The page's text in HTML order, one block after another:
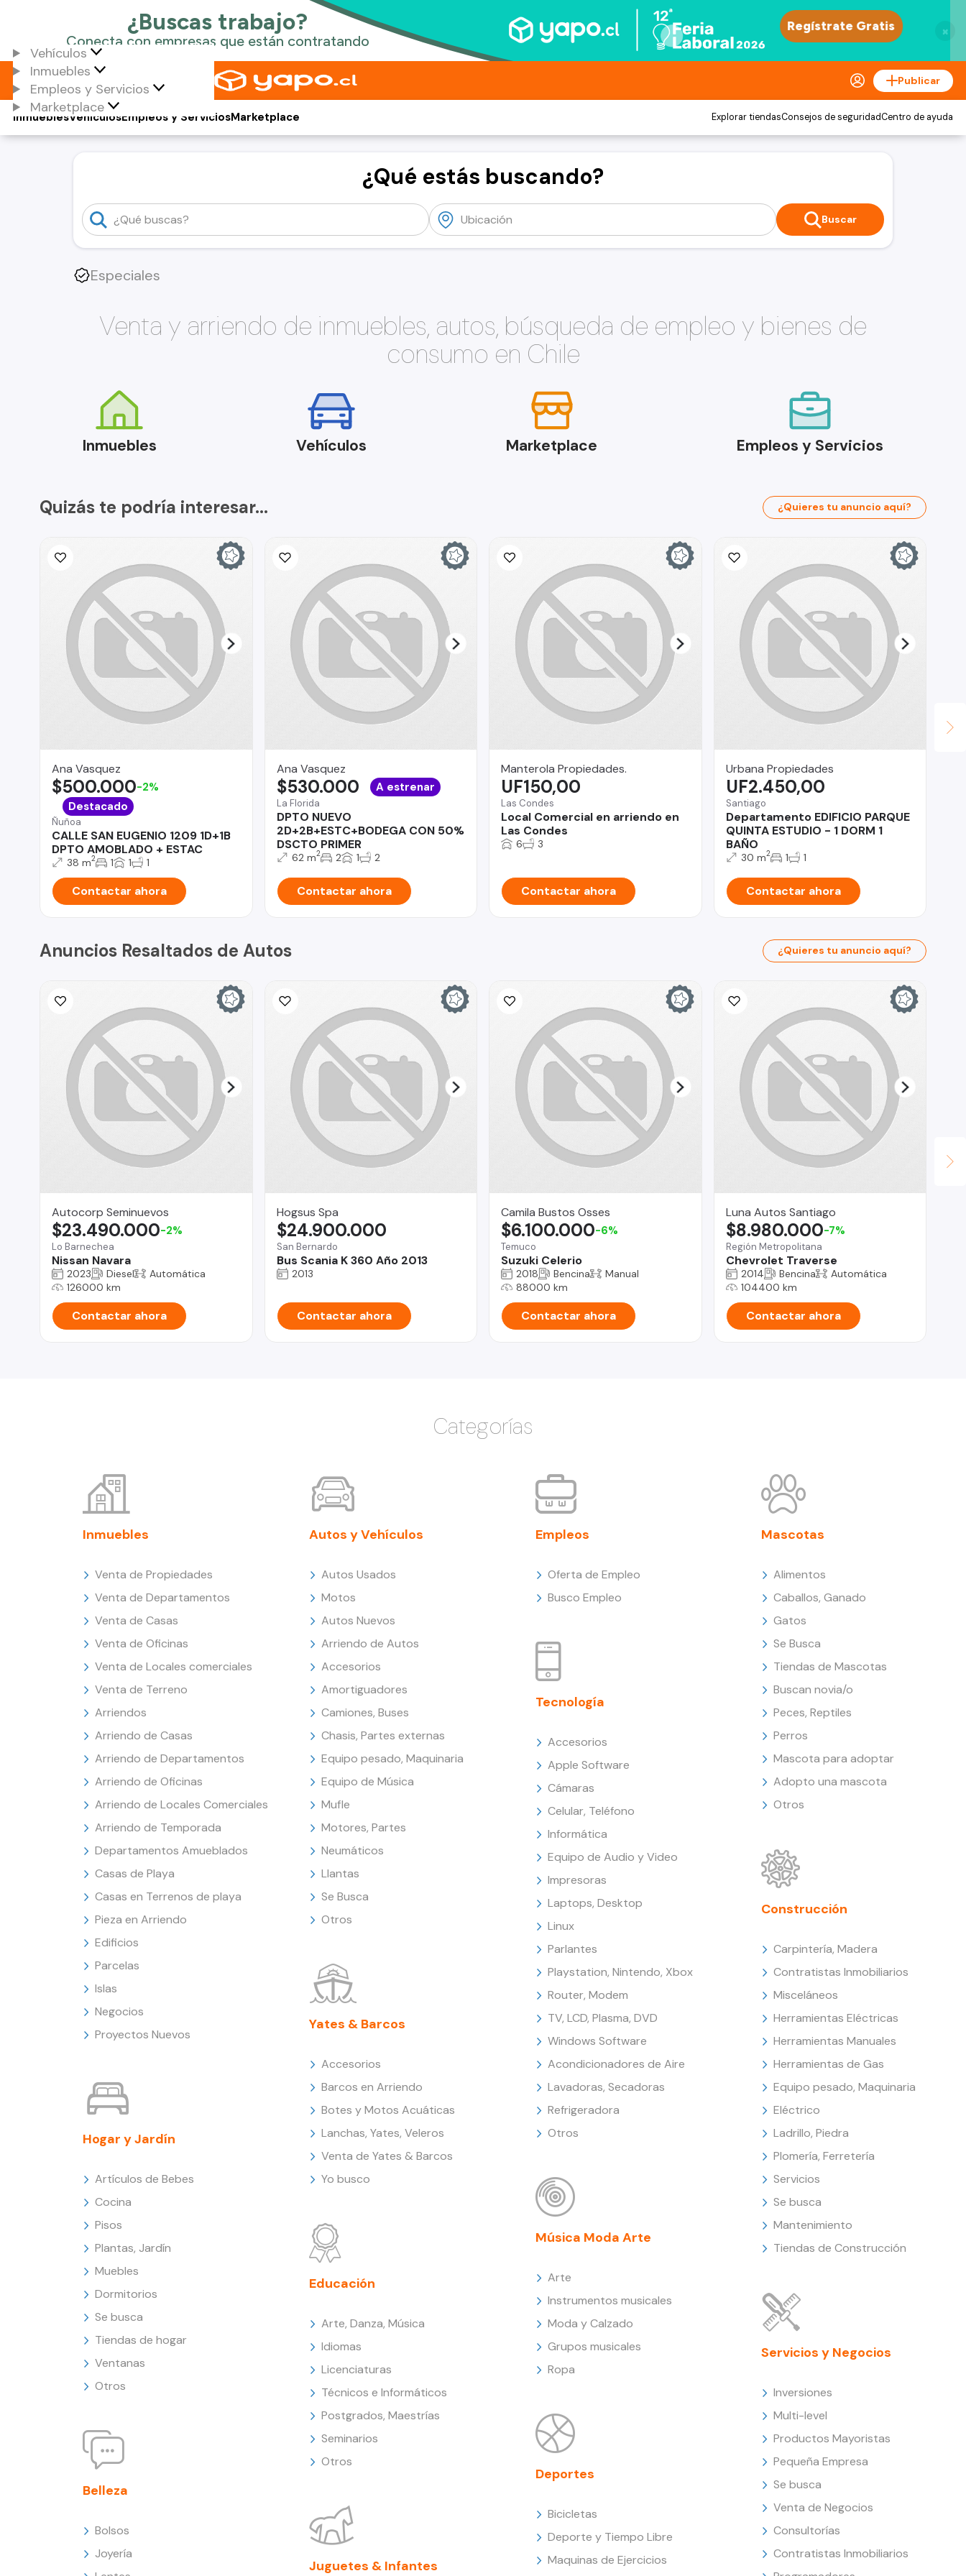
×
Vehículos
Inmuebles
Empleos y Servicios
Marketplace
Publicar
Vehículos
Inmuebles Empleos y ServiciosMarketplace Explorar tiendasConsejos de seguridadCentro de ayuda
¿Qué estás buscando?
Buscar
Especiales
Venta y arriendo de inmuebles, autos, búsqueda de empleo y bienes de
consumo en Chile
Inmuebles Vehículos Marketplace Empleos y Servicios
Quizás te podría interesar... ¿Quieres tu anuncio aquí?
Ana Vasquez
Ñuñoa
CALLE SAN EUGENIO 1209 1D+1B
DPTO AMOBLADO + ESTAC
$500.000-2%
Destacado
38 m2 1 1 1
Contactar ahora
Ana Vasquez
La Florida
DPTO NUEVO
2D+2B+ESTC+BODEGA CON 50%
DSCTO PRIMER
$530.000 A estrenar
62 m2 2 1 2
Contactar ahora
Manterola Propiedades.
Las Condes
Local Comercial en arriendo en
Las Condes
UF150,00
6 3
Contactar ahora
Urbana Propiedades
Santiago
Departamento EDIFICIO PARQUE
QUINTA ESTUDIO - 1 DORM 1
BAÑO
UF2.450,00
30 m2 1 1
Contactar ahora
Anuncios Resaltados de Autos ¿Quieres tu anuncio aquí?
Autocorp Seminuevos
Lo Barnechea
Nissan Navara
$23.490.000-2%
2023 Diesel
Automática
126000 km
Contactar ahora
Hogsus Spa
San Bernardo
Bus Scania K 360 Año 2013
$24.900.000
2013
Contactar ahora
Camila Bustos Osses
Temuco
Suzuki Celerio
$6.100.000-6%
2018 Bencina
Manual
88000 km
Contactar ahora
Luna Autos Santiago
Región Metropolitana
Chevrolet Traverse
$8.980.000-7%
2014 Bencina
Automática
104400 km
Contactar ahora
Categorías
Inmuebles
Venta de Propiedades
Venta de Departamentos
Venta de Casas
Venta de Oficinas
Venta de Locales comerciales
Venta de Terreno
Arriendos
Arriendo de Casas
Arriendo de Departamentos
Arriendo de Oficinas
Arriendo de Locales Comerciales
Arriendo de Temporada
Departamentos Amueblados
Casas de Playa
Casas en Terrenos de playa
Pieza en Arriendo
Edificios
Parcelas
Islas
Negocios
Proyectos Nuevos
Hogar y Jardín
Artículos de Bebes
Cocina
Pisos
Plantas, Jardín
Muebles
Dormitorios
Se busca
Tiendas de hogar
Ventanas
Otros
Belleza
Bolsos
Joyería
Autos y Vehículos
Autos Usados
Motos
Autos Nuevos
Arriendo de Autos
Accesorios
Amortiguadores
Camiones, Buses
Chasis, Partes externas
Equipo pesado, Maquinaria
Equipo de Música
Mufle
Motores, Partes
Neumáticos
Llantas
Se Busca
Otros
Yates & Barcos
Accesorios
Barcos en Arriendo
Botes y Motos Acuáticas
Lanchas, Yates, Veleros
Venta de Yates & Barcos
Yo busco
Educación
Arte, Danza, Música
Idiomas
Licenciaturas
Técnicos e Informáticos
Postgrados, Maestrías
Seminarios
Otros
Juguetes & Infantes
Empleos
Oferta de Empleo
Busco Empleo
Tecnología
Accesorios
Apple Software
Cámaras
Celular, Teléfono
Informática
Equipo de Audio y Video
Impresoras
Laptops, Desktop
Linux
Parlantes
Playstation, Nintendo, Xbox
Router, Modem
TV, LCD, Plasma, DVD
Windows Software
Acondicionadores de Aire
Lavadoras, Secadoras
Refrigeradora
Otros
Música Moda Arte
Arte
Instrumentos musicales
Moda y Calzado
Grupos musicales
Ropa
Deportes
Bicicletas
Deporte y Tiempo Libre
Maquinas de Ejercicios
Mascotas
Alimentos
Caballos, Ganado
Gatos
Se Busca
Tiendas de Mascotas
Buscan novia/o
Peces, Reptiles
Perros
Mascota para adoptar
Adopto una mascota
Otros
Construcción
Carpintería, Madera
Contratistas Inmobiliarios
Misceláneos
Herramientas Eléctricas
Herramientas Manuales
Herramientas de Gas
Equipo pesado, Maquinaria
Eléctrico
Ladrillo, Piedra
Plomería, Ferretería
Servicios
Se busca
Mantenimiento
Tiendas de Construcción
Servicios y Negocios
Inversiones
Multi-level
Productos Mayoristas
Pequeña Empresa
Se busca
Venta de Negocios
Consultorías
Contratistas Inmobiliarios